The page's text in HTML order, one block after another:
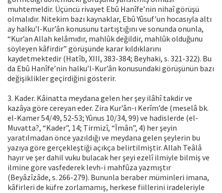
muhtemeldir. Üçüncü rivayet Ebû Hanîfe’nin nihaî görüşü
olmalıdır. Nitekim bazı kaynaklar, Ebû Yûsuf’un hocasıyla altı
ay halku’l-Kur’ân konusunu tartıştığını ve sonunda onunla,
“Kur’an Allah kelâmıdır, mahlûk değildir, mahlûk olduğunu
söyleyen kâfirdir” görüşünde karar kıldıklarını
kaydetmektedir (Hatîb, XIII, 383-384; Beyhaki, s. 321-322). Bu
da Ebû Hanîfe’nin halku’l-Kur’ân konusundaki görüşünün bazı
değişiklikler geçirdiğini gösterir.
3. Kader. Kâinatta meydana gelen her şey ilâhî takdir ve
kazâya göre cereyan eder. Zira Kur’ân-ı Kerîm’de (meselâ bk.
el-Kamer 54/49, 52-53; Yûnus 10/34, 99) ve hadislerde (el-
Muvatta?, “Kader”, 14; Tirmizî, “Îmân”, 4) her şeyin
yaratılmadan önce yazıldığı ve meydana gelen şeylerin bu
yazıya göre gerçekleştiği açıkça belirtilmiştir. Allah Teâlâ
hayır ve şer dahil vuku bulacak her şeyi ezelî ilmiyle bilmiş ve
ilmine göre vasfederek levh-i mahfûza yazmıştır
(Beyâzîzâde, s. 266-279). Bununla beraber müminleri imana,
kâfirleri de küfre zorlamamış, herkese fiillerini iradeleriyle